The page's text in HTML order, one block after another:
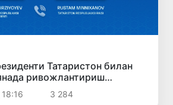
Татаристон билан
ривожлантириш
3 284